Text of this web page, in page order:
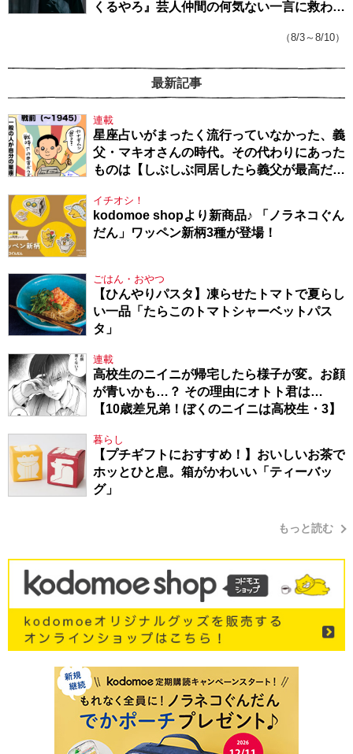
くるやろ』芸人仲間の何気ない一言に救われ
（8/3～8/10）
最新記事
連載
星座占いがまったく流行っていなかった、義
父・マキオさんの時代。その代わりにあった
ものは【しぶしぶ同居したら義父が最高だっ
イチオシ！
kodomoe shopより新商品♪ 「ノラネコぐん
だん」ワッペン新柄3種が登場！
ごはん・おやつ
【ひんやりパスタ】凍らせたトマトで夏らし
い一品「たらこのトマトシャーベットパス
タ」
連載
高校生のニイニが帰宅したら様子が変。お顔
が青いかも…？ その理由にオトト君は…
【10歳差兄弟！ぼくのニイニは高校生・3】
暮らし
【プチギフトにおすすめ！】おいしいお茶で
ホッとひと息。箱がかわいい「ティーバッ
グ」
もっと読む